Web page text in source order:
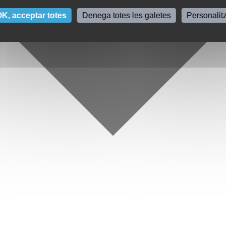
acceptar totes Denega totes les galetes